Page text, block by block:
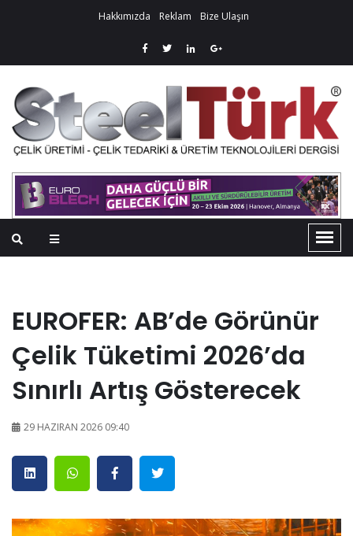
Hakkımızda Reklam Bize Ulaşın
EUROFER: AB’de Görünür
Çelik Tüketimi 2026’da
Sınırlı Artış Gösterecek
29 HAZIRAN 2026 09:40